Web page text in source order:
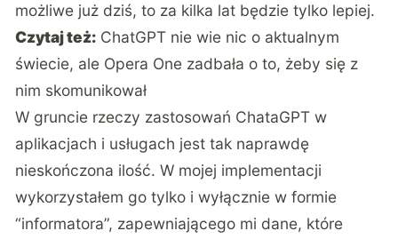
możliwe już dziś, to za kilka lat będzie tylko lepiej.
Czytaj też: ChatGPT nie wie nic o aktualnym
świecie, ale Opera One zadbała o to, żeby się z
nim skomunikował
W gruncie rzeczy zastosowań ChataGPT w
aplikacjach i usługach jest tak naprawdę
nieskończona ilość. W mojej implementacji
wykorzystałem go tylko i wyłącznie w formie
“informatora”, zapewniającego mi dane, które